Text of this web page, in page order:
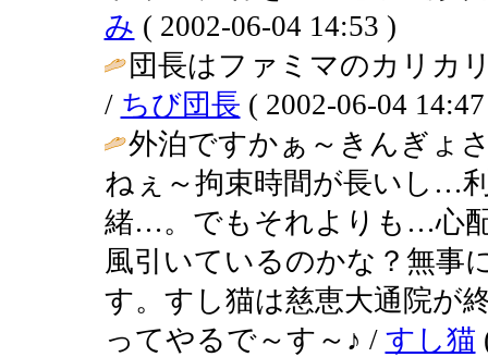
み ( 2002-06-04 14:53 )
団長はファミマのカリカ
/ ちび団長 ( 2002-06-04
外泊ですかぁ～きんぎょ
ねぇ～拘束時間が長いし…
緒…。でもそれよりも…心
風引いているのかな？無事
す。すし猫は慈恵大通院が
ってやるで～す～♪ / すし猫